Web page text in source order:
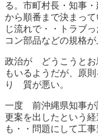
る。市町村長・知事
から順番まで決まっ
じ流れで・・トラブ
コン部品などの規格
政治が どうこうとお
もいるようだが、原
り 質が悪い。
一度 前沖縄県知事が
更案を出したという
も・・問題にして工